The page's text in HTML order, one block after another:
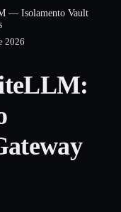
— Isolamento Vault
2026